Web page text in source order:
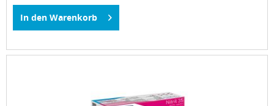
In den Warenkorb